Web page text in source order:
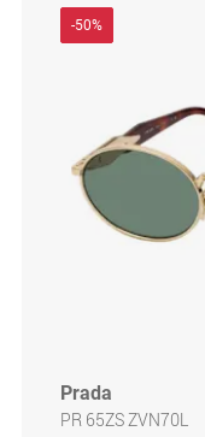
-50%
Prada
PR 65ZS ZVN70L